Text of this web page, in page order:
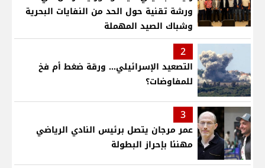
ورشة تقنية حول الحد من النفايات البحرية
وشباك الصيد المهملة
2
التصعيد الإسرائيلي... ورقة ضغط أم فخ
للمفاوضات؟
3
عمر مرجان يتصل برئيس النادي الرياضي
مهنئا بإحراز البطولة